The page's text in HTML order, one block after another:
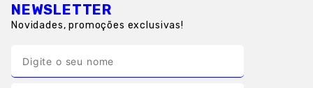
NEWSLETTER
Novidades, promoções exclusivas!